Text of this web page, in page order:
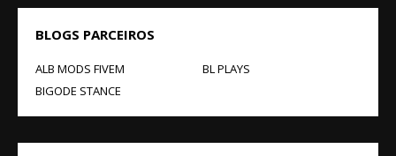
BLOGS PARCEIROS
ALB MODS FIVEM
BL PLAYS
BIGODE STANCE